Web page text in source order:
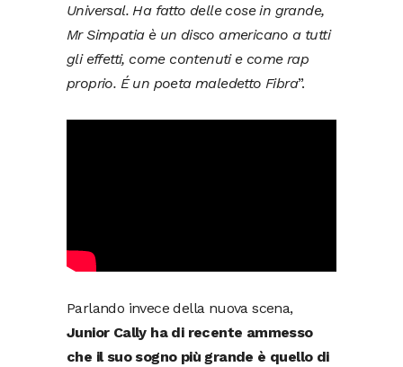
Universal. Ha fatto delle cose in grande,
Mr Simpatia è un disco americano a tutti
gli effetti, come contenuti e come rap
proprio. É un poeta maledetto Fibra”.
Parlando invece della nuova scena,
Junior Cally ha di recente ammesso
che il suo sogno più grande è quello di